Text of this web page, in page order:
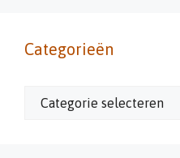
Categorieën
Categorieën